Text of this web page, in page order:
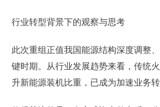
行业转型背景下的观察与思考
此次重组正值我国能源结构深度调整
键时期。从行业发展趋势来看，传统
升新能源装机比重，已成为加速业务转